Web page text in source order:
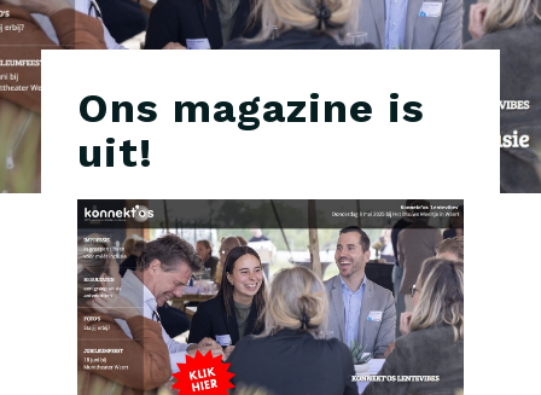
Ons magazine is
uit!